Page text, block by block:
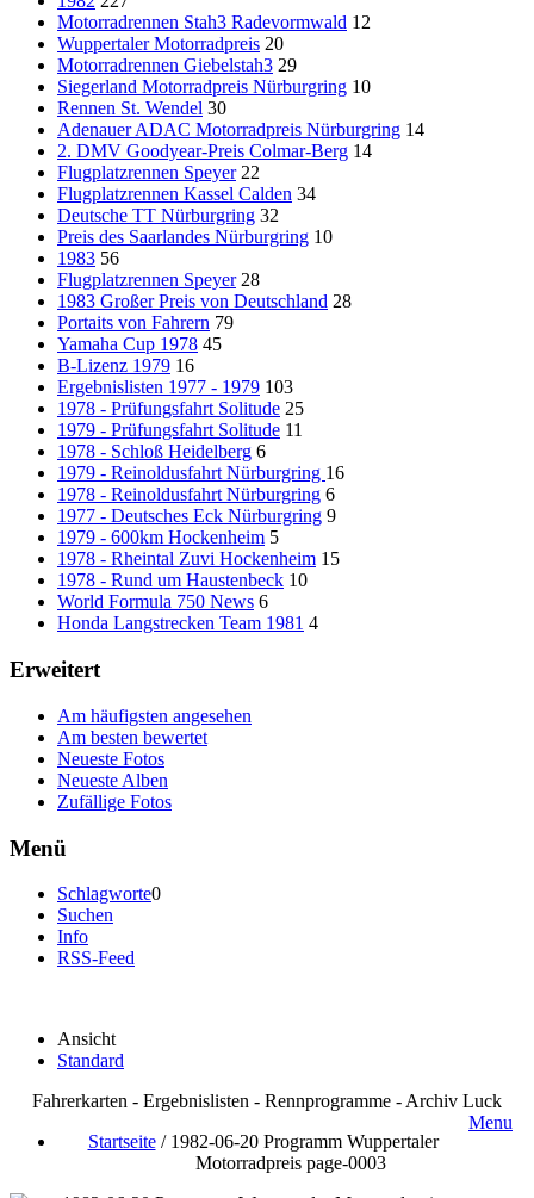
Motorradrennen Stah3 Radevormwald 12
Wuppertaler Motorradpreis 20
Motorradrennen Giebelstah3 29
Siegerland Motorradpreis Nürburgring 10
Rennen St. Wendel 30
Adenauer ADAC Motorradpreis Nürburgring 14
2. DMV Goodyear-Preis Colmar-Berg 14
Flugplatzrennen Speyer 22
Flugplatzrennen Kassel Calden 34
Deutsche TT Nürburgring 32
Preis des Saarlandes Nürburgring 10
1983 56
Flugplatzrennen Speyer 28
1983 Großer Preis von Deutschland 28
Portaits von Fahrern 79
Yamaha Cup 1978 45
B-Lizenz 1979 16
Ergebnislisten 1977 - 1979 103
1978 - Prüfungsfahrt Solitude 25
1979 - Prüfungsfahrt Solitude 11
1978 - Schloß Heidelberg 6
1979 - Reinoldusfahrt Nürburgring 16
1978 - Reinoldusfahrt Nürburgring 6
1977 - Deutsches Eck Nürburgring 9
1979 - 600km Hockenheim 5
1978 - Rheintal Zuvi Hockenheim 15
1978 - Rund um Haustenbeck 10
World Formula 750 News 6
Honda Langstrecken Team 1981 4
Erweitert
Am häufigsten angesehen
Am besten bewertet
Neueste Fotos
Neueste Alben
Zufällige Fotos
Menü
Schlagworte0
Suchen
Info
RSS-Feed
Ansicht
Standard
Fahrerkarten - Ergebnislisten - Rennprogramme - Archiv Luck
Menu
Startseite/ 1982-06-20 Programm Wuppertaler
Motorradpreis page-0003